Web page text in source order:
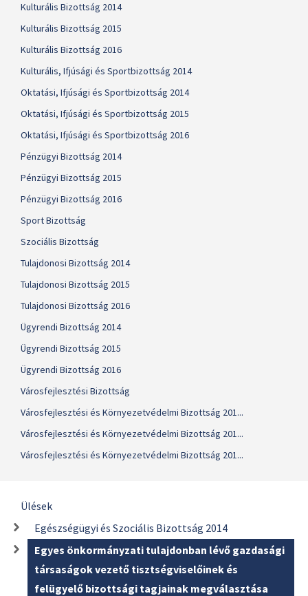
Kulturális Bizottság 2014
Kulturális Bizottság 2015
Kulturális Bizottság 2016
Kulturális, Ifjúsági és Sportbizottság 2014
Oktatási, Ifjúsági és Sportbizottság 2014
Oktatási, Ifjúsági és Sportbizottság 2015
Oktatási, Ifjúsági és Sportbizottság 2016
Pénzügyi Bizottság 2014
Pénzügyi Bizottság 2015
Pénzügyi Bizottság 2016
Sport Bizottság
Szociális Bizottság
Tulajdonosi Bizottság 2014
Tulajdonosi Bizottság 2015
Tulajdonosi Bizottság 2016
Ügyrendi Bizottság 2014
Ügyrendi Bizottság 2015
Ügyrendi Bizottság 2016
Városfejlesztési Bizottság
Városfejlesztési és Környezetvédelmi Bizottság 201...
Városfejlesztési és Környezetvédelmi Bizottság 201...
Városfejlesztési és Környezetvédelmi Bizottság 201...
Ülések
Egészségügyi és Szociális Bizottság 2014
Egyes önkormányzati tulajdonban lévő gazdasági
társaságok vezető tisztségviselőinek és
felügyelő bizottsági tagjainak megválasztása